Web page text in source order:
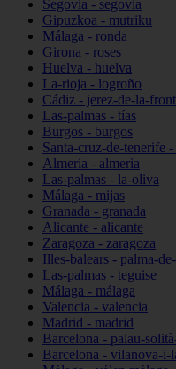
Segovia - segovia
Gipuzkoa - mutriku
Málaga - ronda
Girona - roses
Huelva - huelva
La-rioja - logroño
Cádiz - jerez-de-la-
Las-palmas - tías
Burgos - burgos
Santa-cruz-de-tenerife
Almería - almería
Las-palmas - la-oliva
Málaga - mijas
Granada - granada
Alicante - alicante
Zaragoza - zaragoza
Illes-balears - palma-
Las-palmas - teguise
Málaga - málaga
Valencia - valencia
Madrid - madrid
Barcelona - palau-
Barcelona - vilanova-i-